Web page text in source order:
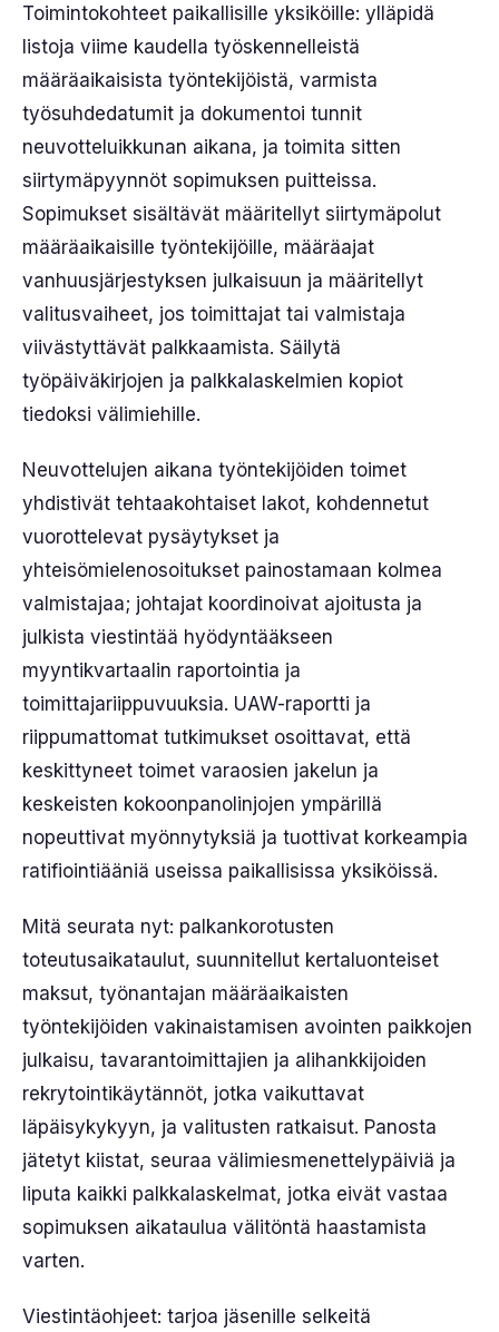
Toimintokohteet paikallisille yksiköille: ylläpidä
listoja viime kaudella työskennelleistä
määräaikaisista työntekijöistä, varmista
työsuhdedatumit ja dokumentoi tunnit
neuvotteluikkunan aikana, ja toimita sitten
siirtymäpyynnöt sopimuksen puitteissa.
Sopimukset sisältävät määritellyt siirtymäpolut
määräaikaisille työntekijöille, määräajat
vanhuusjärjestyksen julkaisuun ja määritellyt
valitusvaiheet, jos toimittajat tai valmistaja
viivästyttävät palkkaamista. Säilytä
työpäiväkirjojen ja palkkalaskelmien kopiot
tiedoksi välimiehille.
Neuvottelujen aikana työntekijöiden toimet
yhdistivät tehtaakohtaiset lakot, kohdennetut
vuorottelevat pysäytykset ja
yhteisömielenosoitukset painostamaan kolmea
valmistajaa; johtajat koordinoivat ajoitusta ja
julkista viestintää hyödyntääkseen
myyntikvartaalin raportointia ja
toimittajariippuvuuksia. UAW-raportti ja
riippumattomat tutkimukset osoittavat, että
keskittyneet toimet varaosien jakelun ja
keskeisten kokoonpanolinjojen ympärillä
nopeuttivat myönnytyksiä ja tuottivat korkeampia
ratifiointiääniä useissa paikallisissa yksiköissä.
Mitä seurata nyt: palkankorotusten
toteutusaikataulut, suunnitellut kertaluonteiset
maksut, työnantajan määräaikaisten
työntekijöiden vakinaistamisen avointen paikkojen
julkaisu, tavarantoimittajien ja alihankkijoiden
rekrytointikäytännöt, jotka vaikuttavat
läpäisykykyyn, ja valitusten ratkaisut. Panosta
jätetyt kiistat, seuraa välimiesmenettelypäiviä ja
liputa kaikki palkkalaskelmat, jotka eivät vastaa
sopimuksen aikataulua välitöntä haastamista
varten.
Viestintäohjeet: tarjoa jäsenille selkeitä